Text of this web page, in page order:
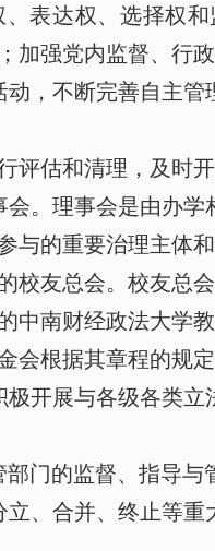
表达权、选择权
加强党内监督、行
，不断完善自主
评估和清理，及时
。理事会是由办
与的重要治理主体和
校友总会。校友总
中南财经政法大学教
会根据其章程的规定
开展与各级各类
门的监督、指导与
、合并、终止等